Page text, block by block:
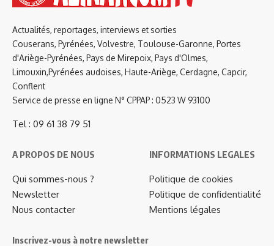
Actualités, reportages, interviews et sorties
Couserans, Pyrénées, Volvestre, Toulouse-Garonne, Portes
d'Ariège-Pyrénées, Pays de Mirepoix, Pays d'Olmes,
Limouxin,Pyrénées audoises, Haute-Ariège, Cerdagne, Capcir,
Conflent
Service de presse en ligne N° CPPAP : 0523 W 93100
Tel : 09 61 38 79 51
A PROPOS DE NOUS
Qui sommes-nous ?
Newsletter
Nous contacter
INFORMATIONS LEGALES
Politique de cookies
Politique de confidentialité
Mentions légales
Inscrivez-vous à notre newsletter